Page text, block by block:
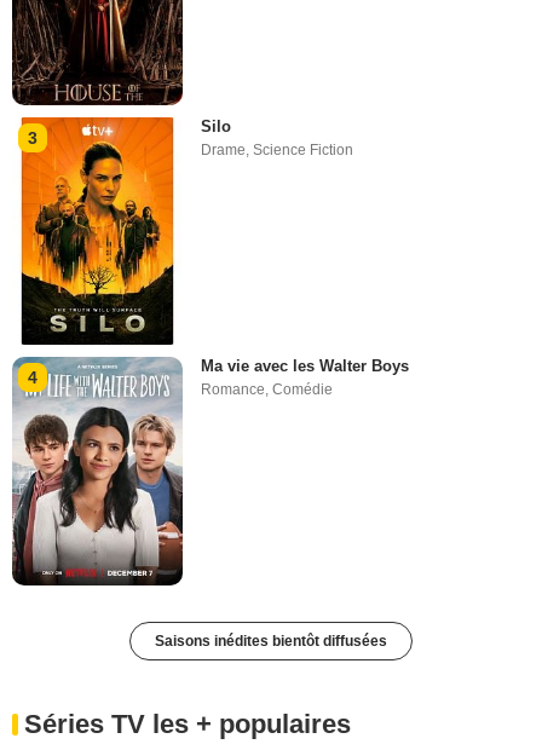
3
Silo
Drame,Science Fiction
4
Ma vie avec les Walter Boys
Romance,Comédie
Saisons inédites bientôt diffusées
Séries TV les + populaires